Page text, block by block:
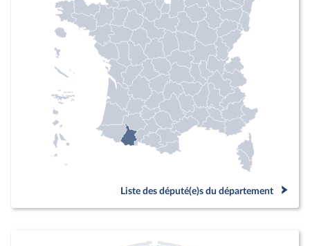
Liste des député(e)s du département